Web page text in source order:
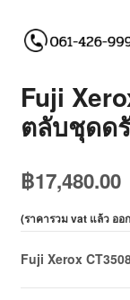
Fuji
ตลับชุดด
฿17,480.00
(ราคารวม vat แล้ว ออ
Fuji Xerox